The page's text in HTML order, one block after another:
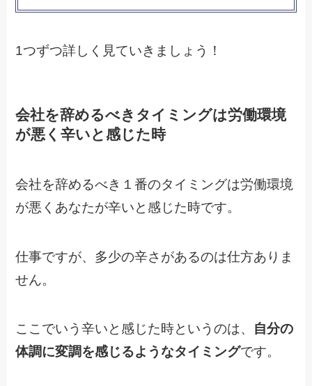
1つずつ詳しく見ていきましょう！
会社を辞めるべきタイミングは労働環境
が悪く辛いと感じた時
会社を辞めるべき１番のタイミングは労働環境
が悪くあなたが辛いと感じた時です。
仕事ですが、多少の辛さがあるのは仕方ありま
せん。
ここでいう辛いと感じた時というのは、 自分の
体調に変調を感じるようなタイミングです。